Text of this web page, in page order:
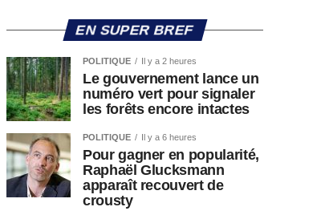
EN SUPER BREF
POLITIQUE Il y a 2 heures
Le gouvernement lance un
numéro vert pour signaler
les forêts encore intactes
POLITIQUE Il y a 6 heures
Pour gagner en popularité,
Raphaël Glucksmann
apparaît recouvert de
crousty